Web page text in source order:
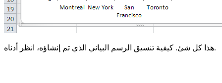
هذا كل شئ. كيفية تنسيق الرسم البياني الذي تم إنشاؤه، انظر أدناه.